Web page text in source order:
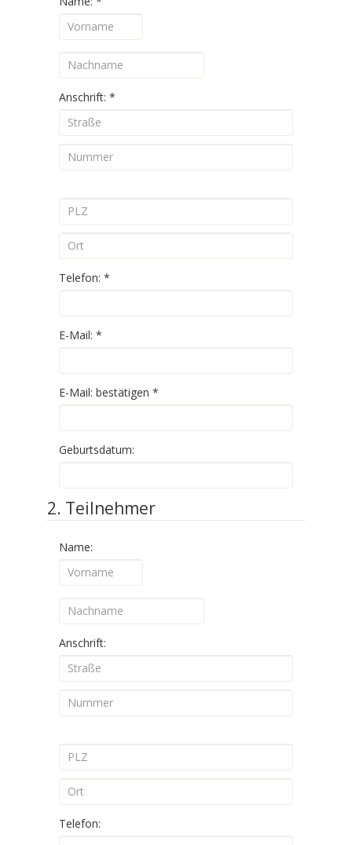
Anschrift: *
Telefon: *
E-Mail: *
E-Mail: bestätigen *
Geburtsdatum:
2. Teilnehmer
Name:
Anschrift:
Telefon: